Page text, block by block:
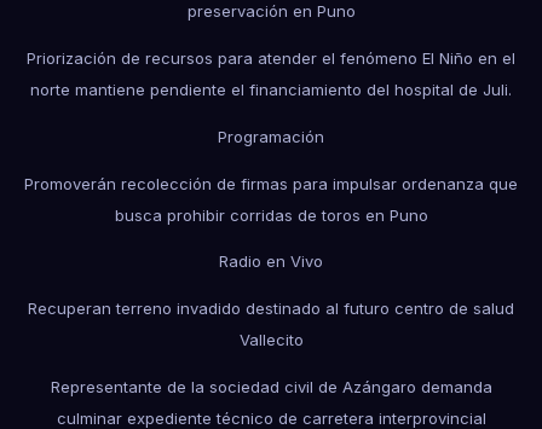
preservación en Puno
Priorización de recursos para atender el fenómeno El Niño en el
norte mantiene pendiente el financiamiento del hospital de Juli.
Programación
Promoverán recolección de firmas para impulsar ordenanza que
busca prohibir corridas de toros en Puno
Radio en Vivo
Recuperan terreno invadido destinado al futuro centro de salud
Vallecito
Representante de la sociedad civil de Azángaro demanda
culminar expediente técnico de carretera interprovincial